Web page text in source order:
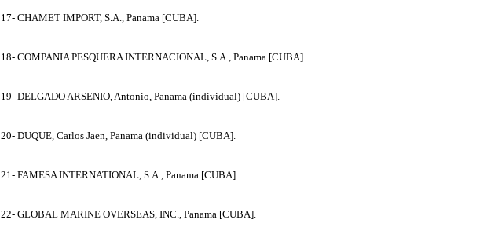
17- CHAMET IMPORT, S.A., Panama [CUBA].
18- COMPANIA PESQUERA INTERNACIONAL, S.A., Panama [CUBA].
19- DELGADO ARSENIO, Antonio, Panama (individual) [CUBA].
20- DUQUE, Carlos Jaen, Panama (individual) [CUBA].
21- FAMESA INTERNATIONAL, S.A., Panama [CUBA].
22- GLOBAL MARINE OVERSEAS, INC., Panama [CUBA].